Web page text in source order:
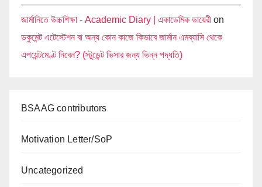
জার্মানিতে উচ্চশিক্ষা - Academic Diary | একাডেমিক ডায়েরী on
ডকুমেন্ট এটেস্টেশন বা অন্য কোন কাজে কিভাবে জার্মান এমব্যাসি থেকে
এপয়েন্টমেণ্ট নিবেন? (স্টুডেন্ট ভিসার জন্য ভিন্ন পদ্ধতি)
BSAAG contributors
Motivation Letter/SoP
Uncategorized